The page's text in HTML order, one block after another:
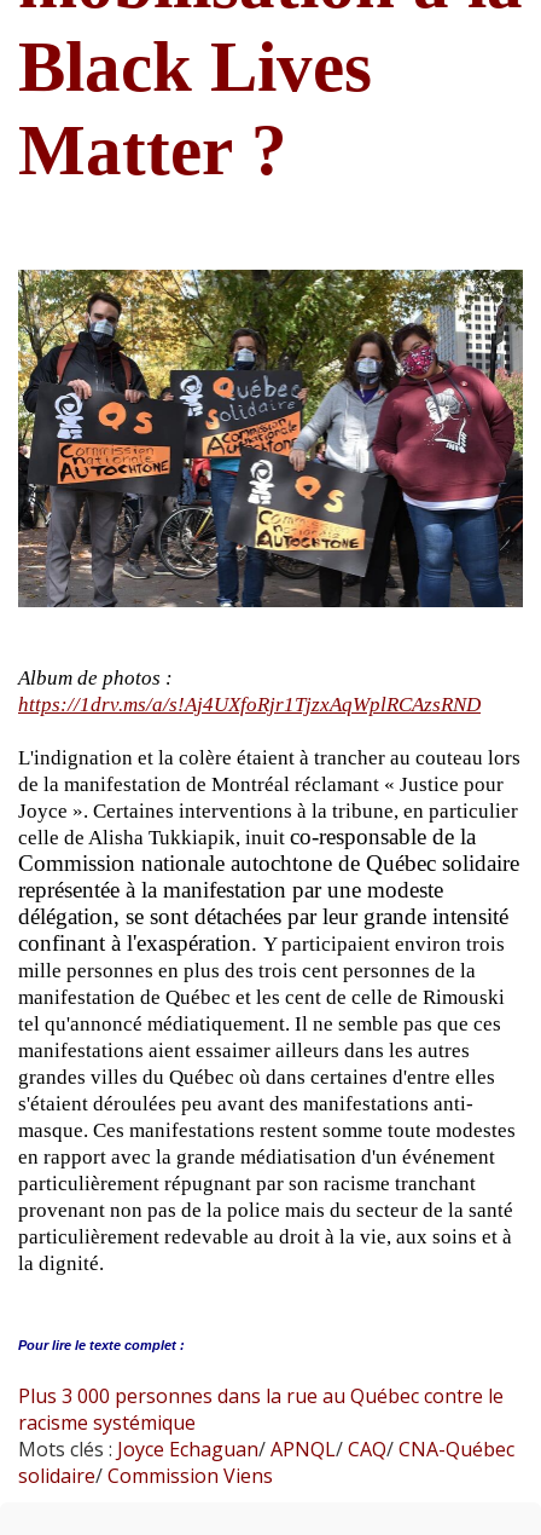
Black Lives
Matter ?
Album de photos :
https://1drv.ms/a/s!Aj4UXfoRjr1TjzxAqWplRCAzsRND
L'indignation et la colère étaient à trancher au couteau lors
de la manifestation de Montréal réclamant « Justice pour
Joyce ». Certaines interventions à la tribune, en particulier
celle de Alisha Tukkiapik, inuit co-responsable de la
Commission nationale autochtone de Québec solidaire
représentée à la manifestation par une modeste
délégation, se sont détachées par leur grande intensité
confinant à l'exaspération. Y participaient environ trois
mille personnes en plus des trois cent personnes de la
manifestation de Québec et les cent de celle de Rimouski
tel qu'annoncé médiatiquement. Il ne semble pas que ces
manifestations aient essaimer ailleurs dans les autres
grandes villes du Québec où dans certaines d'entre elles
s'étaient déroulées peu avant des manifestations anti-
masque. Ces manifestations restent somme toute modestes
en rapport avec la grande médiatisation d'un événement
particulièrement répugnant par son racisme tranchant
provenant non pas de la police mais du secteur de la santé
particulièrement redevable au droit à la vie, aux soins et à
la dignité.
Pour lire le texte complet :
Plus 3 000 personnes dans la rue au Québec contre le
racisme systémique
Mots clés : Joyce Echaguan/APNQL/CAQ/CNA-Québec
solidaire/Commission Viens